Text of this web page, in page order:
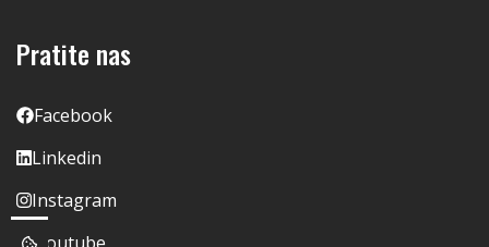
Pratite nas
Facebook
Linkedin
Instagram